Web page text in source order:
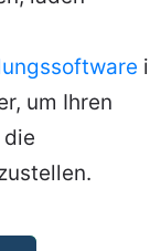
um Ihren